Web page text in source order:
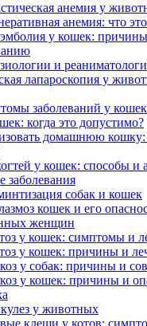
анемия у
анемия: что
у кошек:
и
лапароскопия у
заболеваний у кошек
когда это допустимо?
домашнюю
у кошек: способы и
заболевания
собак и кошек
кошек и его
женщин
у кошек: симптомы и
у кошек: причины и
у собак: причины и
у кошек: причины и
у животных
клещи у котов: